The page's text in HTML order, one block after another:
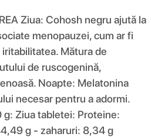
Ziua: Cohosh negru ajută la
menopauzei, cum ar fi
Mătura de
de ruscogenină,
Noapte: Melatonina
necesar pentru a adormi.
g: Ziua tabletei: Proteine:
g - zaharuri: 8,34 g